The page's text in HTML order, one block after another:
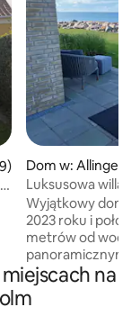
ocena: 5 na 5,
Dom w: Allinge-
Luksusowa willa
Wyjątkowy dom,
2023 roku i
metrów od wody
panoramicznym
bezpośrednio z
minuty spacerem
pomostu z sauną
na